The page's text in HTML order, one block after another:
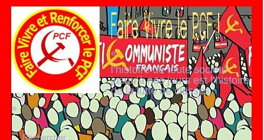
«
l’histoire de toute société
jusqu’à nos jours est l’histoire
de la lutte de classes
»
Rechercher :